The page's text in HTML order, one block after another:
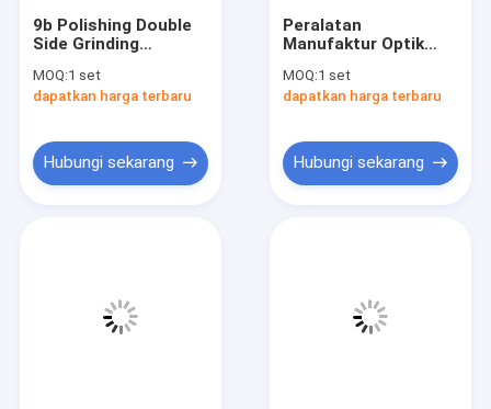
9b Polishing Double
Side Grinding
Optik
MOQ:1 set
dapatkan harga terbaru
Hubungi sekarang
Peralatan
Manufaktur Optik
Permukaan Bulat
MOQ:1 set
dapatkan harga terbaru
Hubungi sekarang